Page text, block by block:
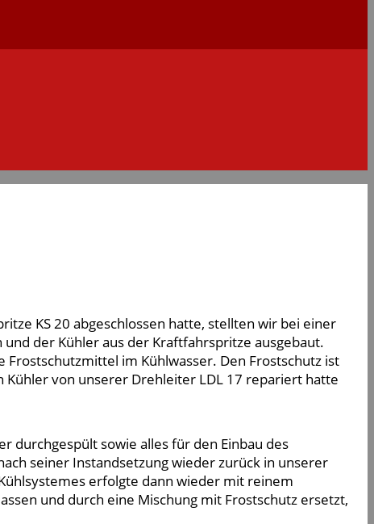
KS 20 abgeschlossen hatte, stellten wir bei einer
der Kühler aus der Kraftfahrspritze ausgebaut.
im Kühlwasser. Den Frostschutz ist
von unserer Drehleiter LDL 17 repariert hatte
durchgespült sowie alles für den Einbau des
seiner Instandsetzung wieder zurück in unserer
erfolgte dann wieder mit reinem
und durch eine Mischung mit Frostschutz ersetzt,